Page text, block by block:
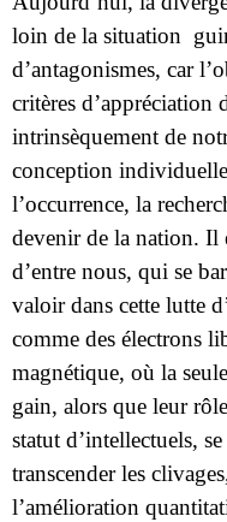
loin de la situation
d’antagonismes, car
critères d’appréciation
intrinsèquement de
conception
l’occurrence, la
devenir de la nation. Il
d’entre nous, qui se
valoir dans cette lutte
comme des électrons
magnétique, où la
gain, alors que leur
statut d’intellectuels,
transcender les
l’amélioration